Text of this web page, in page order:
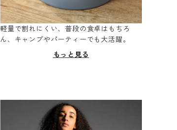
軽量で割れにくい、普段の食卓はもちろ
ん、キャンプやパーティーでも大活躍。
もっと見る